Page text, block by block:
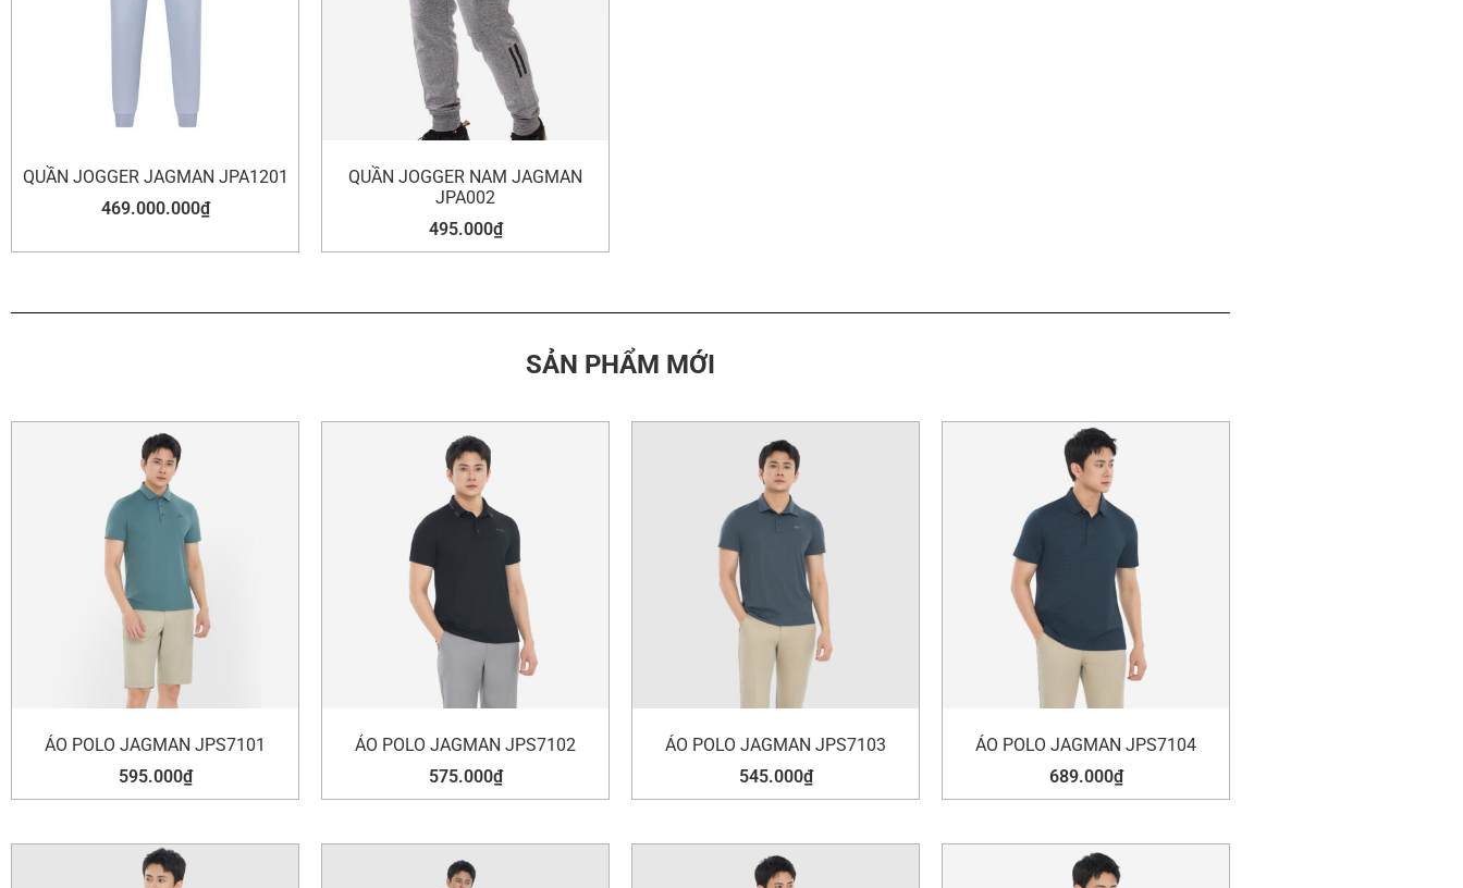
QUẦN JOGGER JAGMAN JPA1201
469.000.000₫
QUẦN JOGGER NAM JAGMAN
JPA002
495.000₫
SẢN PHẨM MỚI
ÁO POLO JAGMAN JPS7101
595.000₫
ÁO POLO JAGMAN JPS7102
575.000₫
ÁO POLO JAGMAN JPS7103
545.000₫
ÁO POLO JAGMAN JPS7104
689.000₫